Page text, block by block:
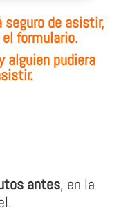
seguro de asistir,
formulario.
alguien pudiera
antes, en la